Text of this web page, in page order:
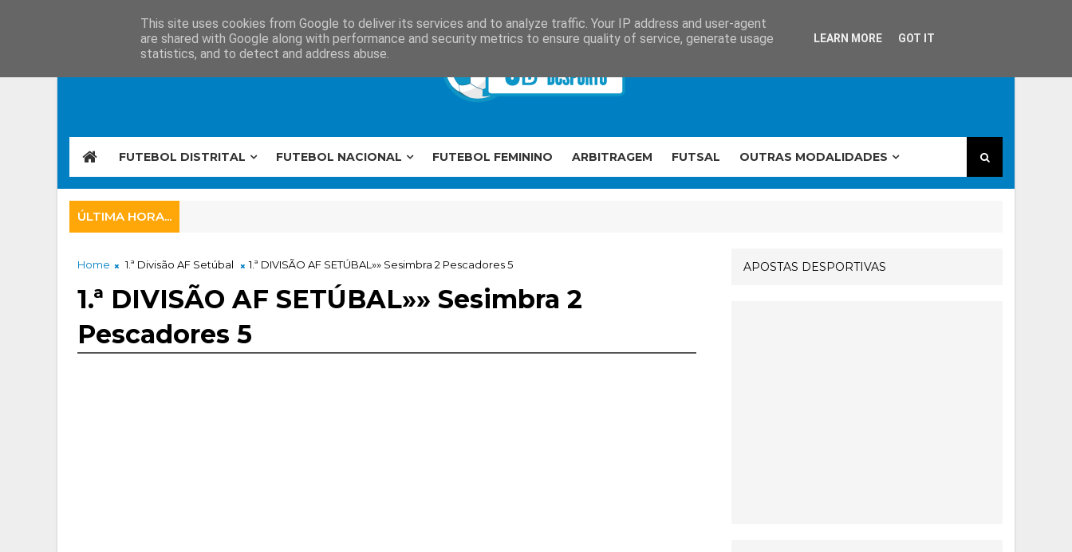
FUTEBOL DISTRITAL FUTEBOL NACIONAL FUTEBOL FEMININO ARBITRAGEM FUTSAL OUTRAS MODALIDADES
ÚLTIMA HORA...
Home 1.ª Divisão AF Setúbal 1.ª DIVISÃO AF SETÚBAL»» Sesimbra 2 Pescadores 5
1.ª DIVISÃO AF SETÚBAL»» Sesimbra 2
Pescadores 5
APOSTAS DESPORTIVAS
This site uses cookies from Google to deliver its services and to analyze traffic. Your IP address and user-agent
are shared with Google along with performance and security metrics to ensure quality of service, generate usage
statistics, and to detect and address abuse.
LEARN MORE GOT IT